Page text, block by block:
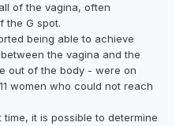
of the vagina, often
the G spot.
being able to achieve
the vagina and the
out of the body - were on
women who could not reach
it is possible to determine